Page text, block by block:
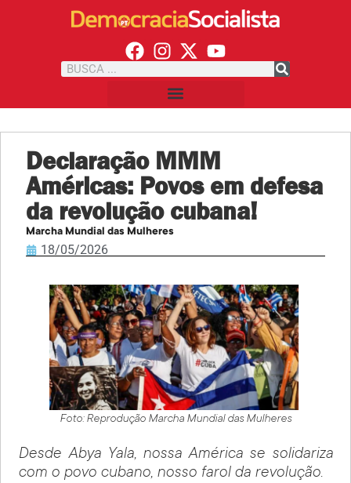
Declaração MMM
Américas: Povos em defesa
da revolução cubana!
Marcha Mundial das Mulheres
18/05/2026
Foto: Reprodução Marcha Mundial das Mulheres
Desde Abya Yala, nossa América se solidariza
com o povo cubano, nosso farol da revolução.